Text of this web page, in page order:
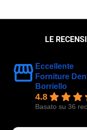
LE
Eccellente
Forniture
Borriello
4.8
Basato su 36